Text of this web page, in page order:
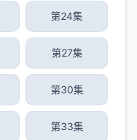
第24集
第27集
第30集
第33集